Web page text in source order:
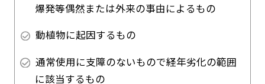
爆発等偶然または外来の事由によるもの
動植物に起因するもの
通常使用に支障のないもので経年劣化の範囲
に該当するもの